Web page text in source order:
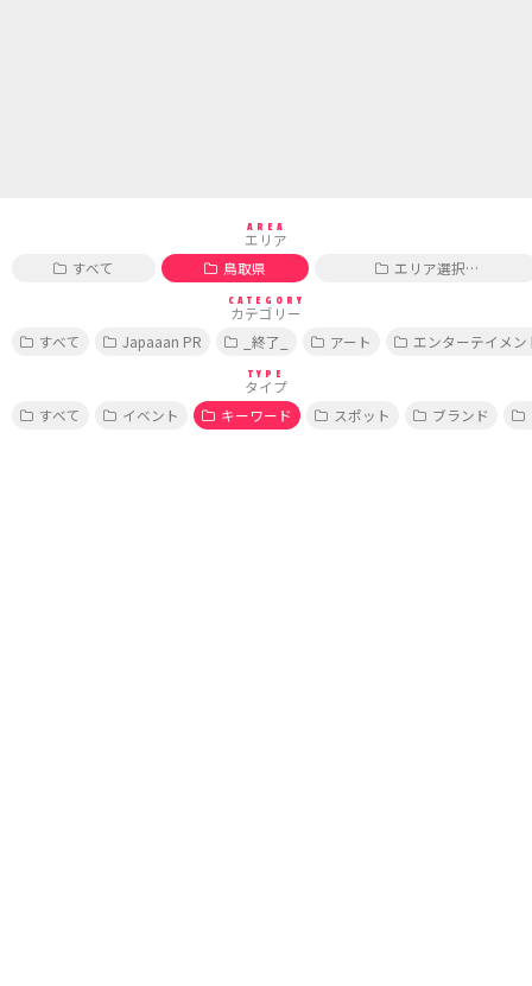
AREA
エリア
すべて
鳥取県 エリア選択…
CATEGORY
カテゴリー
すべて
Japaaan PR _終了_ アート エンターテイメン
TYPE
タイプ
すべて
イベント キーワード スポット ブランド